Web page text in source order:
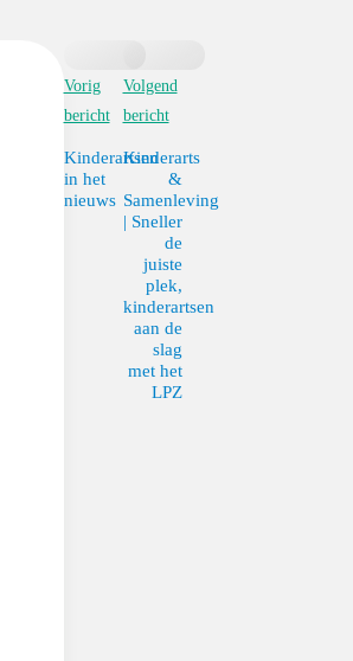
Vorig
bericht
Kinderartsen
in het
nieuws
Volgend
bericht
Kinderarts
&
Samenleving
| Sneller
de
juiste
plek,
kinderartsen
aan de
slag
met het
LPZ